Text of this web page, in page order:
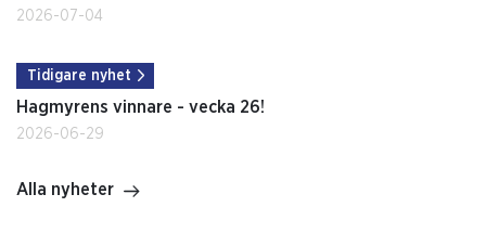
2026-07-04
Tidigare nyhet
Hagmyrens vinnare - vecka 26!
2026-06-29
Alla nyheter